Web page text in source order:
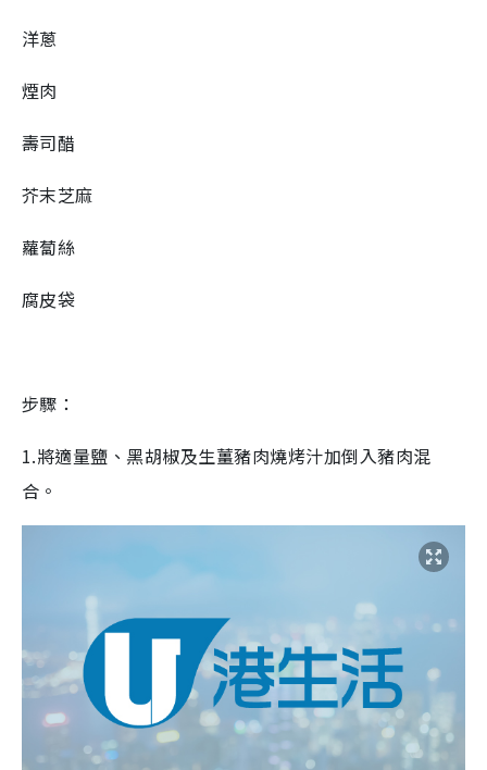
洋蔥
煙肉
壽司醋
芥末芝麻
蘿蔔絲
腐皮袋
步驟：
1.將適量鹽、黑胡椒及生薑豬肉燒烤汁加倒入豬肉混
合。